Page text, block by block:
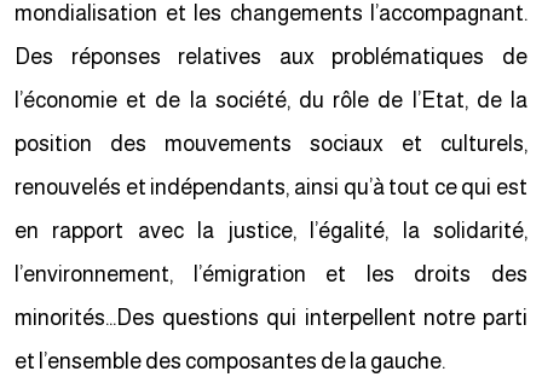
mondialisation et les changements l’accompagnant.
Des réponses relatives aux problématiques de
l’économie et de la société, du rôle de l’Etat, de la
position des mouvements sociaux et culturels,
renouvelés et indépendants, ainsi qu’à tout ce qui est
en rapport avec la justice, l’égalité, la solidarité,
l’environnement, l’émigration et les droits des
minorités…Des questions qui interpellent notre parti
et l’ensemble des composantes de la gauche.